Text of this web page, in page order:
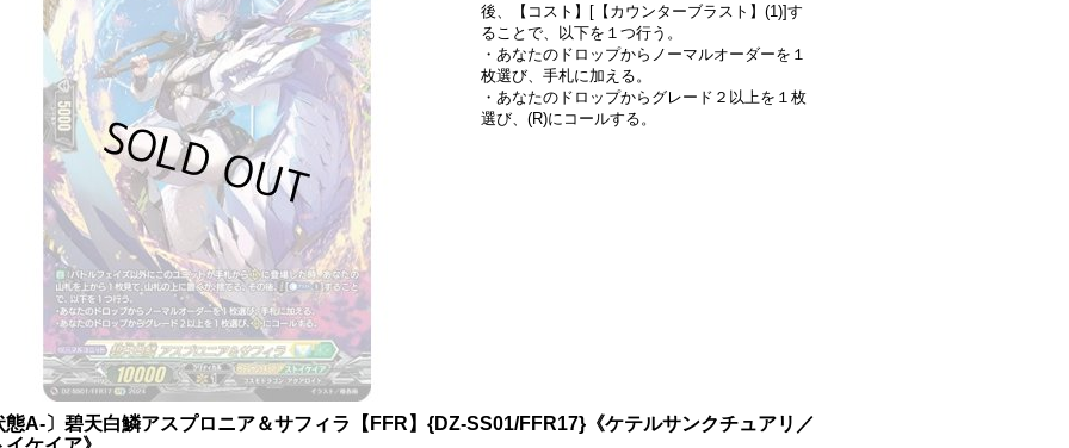
後、【コスト】[【カウンターブラスト】(1)]す
ることで、以下を１つ行う。
・あなたのドロップからノーマルオーダーを１
枚選び、手札に加える。
・あなたのドロップからグレード２以上を１枚
選び、(R)にコールする。
態A-〕碧天白鱗アスプロニア＆サフィラ【FFR】{DZ-SS01/FFR17}《ケテルサンクチュアリ／